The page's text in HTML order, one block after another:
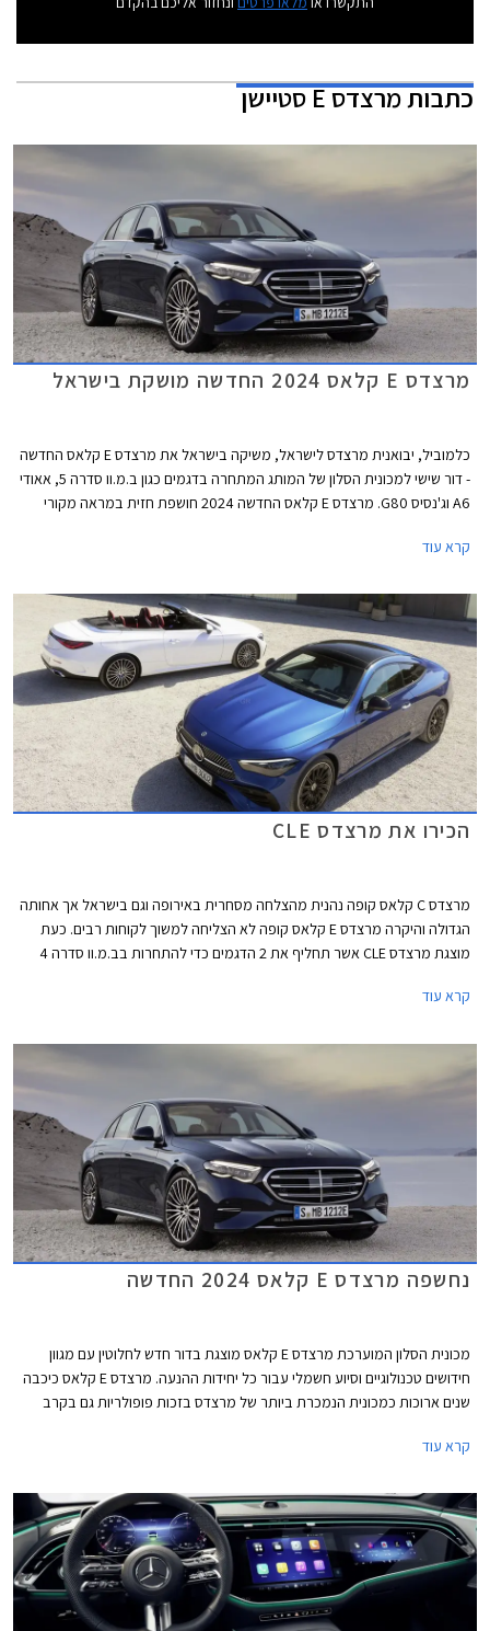
כתבותמרצדס E סטיישן
מרצדס E קלאס 2024 החדשה מושקת בישראל
כלמוביל, יבואנית מרצדס לישראל, משיקה בישראל את מרצדס E קלאס החדשה
- דור שישי למכונית הסלון של המותג המתחרה בדגמים כגון ב.מ.וו סדרה 5, אאודי
A6 וג'נסיס G80. מרצדס E קלאס החדשה 2024 חושפת חזית במראה מקורי
עם מסגרת עבה בצבע שחור מבריק, הגולשת אל עבר הפנסים הקדמיים אשר
סורגים קלאסי בגימור כרום. מאחור ניתן לזהות חותמת תאורה ייחודית בצורת
סמל הכוכב של מרצדס.
קרא עוד
הכירו את מרצדס CLE
מרצדס C קלאס קופה נהנית מהצלחה מסחרית באירופה וגם בישראל אך אחותה
הגדולה והיקרה מרצדס E קלאס קופה לא הצליחה למשוך לקוחות רבים. כעת
מוצגת מרצדס CLE אשר תחליף את 2 הדגמים כדי להתחרות בב.מ.וו סדרה 4
ברבעון הראשון של 2024.
קרא עוד
נחשפה מרצדס E קלאס 2024 החדשה
מכונית הסלון המוערכת מרצדס E קלאס מוצגת בדור חדש לחלוטין עם מגוון
חידושים טכנולוגיים וסיוע חשמלי עבור כל יחידות ההנעה. מרצדס E קלאס כיכבה
שנים ארוכות כמכונית הנמכרת ביותר של מרצדס בזכות פופולריות גם בקרב
חדש שיוצע גם עם יחידת הנעה חשמלית. אאודי לעומת זאת צפויה להחליף את
A6 בדור חדש שלא יוצע עוד עם מנועי בעירה פנימית.
קרא עוד